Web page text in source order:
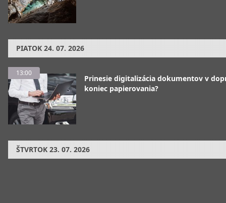
PIATOK 24. 07. 2026
13:00
Prinesie digitalizácia dokumentov v
koniec papierovania?
ŠTVRTOK 23. 07. 2026